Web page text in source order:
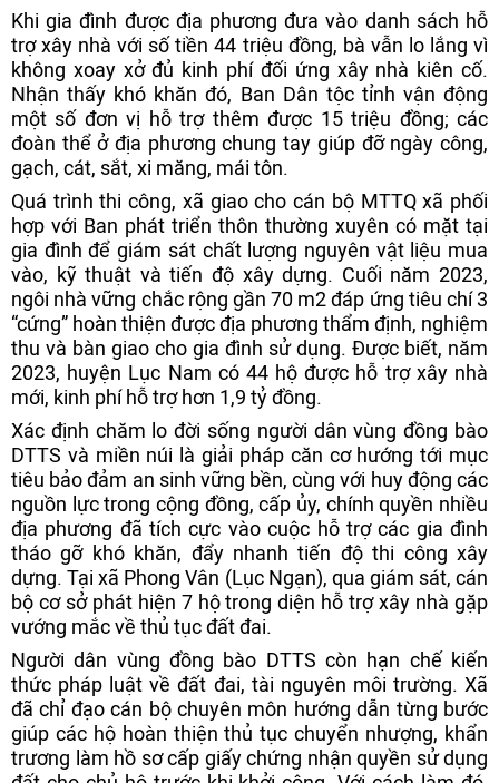
Khi gia đình được địa phương đưa vào danh sách hỗ
trợ xây nhà với số tiền 44 triệu đồng, bà vẫn lo lắng vì
không xoay xở đủ kinh phí đối ứng xây nhà kiên cố.
Nhận thấy khó khăn đó, Ban Dân tộc tỉnh vận động
một số đơn vị hỗ trợ thêm được 15 triệu đồng; các
đoàn thể ở địa phương chung tay giúp đỡ ngày công,
gạch, cát, sắt, xi măng, mái tôn.
Quá trình thi công, xã giao cho cán bộ MTTQ xã phối
hợp với Ban phát triển thôn thường xuyên có mặt tại
gia đình để giám sát chất lượng nguyên vật liệu mua
vào, kỹ thuật và tiến độ xây dựng. Cuối năm 2023,
ngôi nhà vững chắc rộng gần 70 m2 đáp ứng tiêu chí 3
“cứng” hoàn thiện được địa phương thẩm định, nghiệm
thu và bàn giao cho gia đình sử dụng. Được biết, năm
2023, huyện Lục Nam có 44 hộ được hỗ trợ xây nhà
mới, kinh phí hỗ trợ hơn 1,9 tỷ đồng.
Xác định chăm lo đời sống người dân vùng đồng bào
DTTS và miền núi là giải pháp căn cơ hướng tới mục
tiêu bảo đảm an sinh vững bền, cùng với huy động các
nguồn lực trong cộng đồng, cấp ủy, chính quyền nhiều
địa phương đã tích cực vào cuộc hỗ trợ các gia đình
tháo gỡ khó khăn, đẩy nhanh tiến độ thi công xây
dựng. Tại xã Phong Vân (Lục Ngạn), qua giám sát, cán
bộ cơ sở phát hiện 7 hộ trong diện hỗ trợ xây nhà gặp
vướng mắc về thủ tục đất đai.
Người dân vùng đồng bào DTTS còn hạn chế kiến
thức pháp luật về đất đai, tài nguyên môi trường. Xã
đã chỉ đạo cán bộ chuyên môn hướng dẫn từng bước
giúp các hộ hoàn thiện thủ tục chuyển nhượng, khẩn
trương làm hồ sơ cấp giấy chứng nhận quyền sử dụng